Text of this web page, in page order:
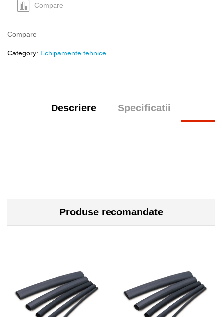
Compare
Compare
Category: Echipamente tehnice
Descriere Specificatii
Produse recomandate